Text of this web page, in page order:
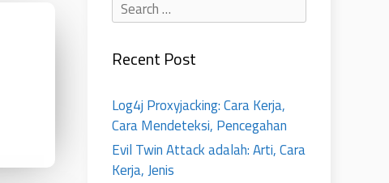
Recent Post
Log4j Proxyjacking: Cara Kerja,
Cara Mendeteksi, Pencegahan
Evil Twin Attack adalah: Arti, Cara
Kerja, Jenis